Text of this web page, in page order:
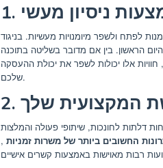
ניסיון מעשי
לפתח ולשפר מיומנויות מעשיות. בניגוד
הראשון. בין אם מדובר בשליטה בתוכנה
אלו יכולות לשפר את יכולת ההעסקה
שלכם.
המקצועית שלך
דלתות לחונכות, שיתופי פעולה והמלצות
החשובים ביותר של משרות זמניות ,